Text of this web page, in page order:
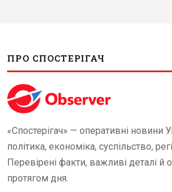
ПРО СПОСТЕРІГАЧ
«Спостерігач» — оперативні новини
політика, економіка, суспільство,
Перевірені факти, важливі деталі й
протягом дня.